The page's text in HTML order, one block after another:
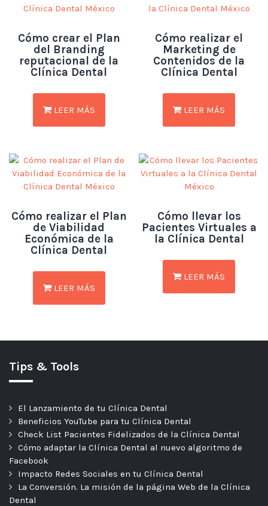
Cómo crear el Plan
del Branding
reputacional de la
Clínica Dental
LEER MÁS
Cómo realizar el
Marketing de
Contenidos de la
Clínica Dental
LEER MÁS
Cómo realizar el Plan
de Viabilidad
Económica de la
Clínica Dental
LEER MÁS
Cómo llevar los
Pacientes Virtuales a
la Clínica Dental
LEER MÁS
Tips & Tools
El Lanzamiento de tu Clínica Dental
Beneficios YouTube para tu Clínica Dental
Check List Pacientes Fidelizados de la Clínica Dental
Cómo adaptar la Clínica Dental al nuevo algoritmo de
Facebook
Impacto Redes Sociales en tu Clínica Dental
La Conversión. La misión de la página Web de la Clínica
Dental